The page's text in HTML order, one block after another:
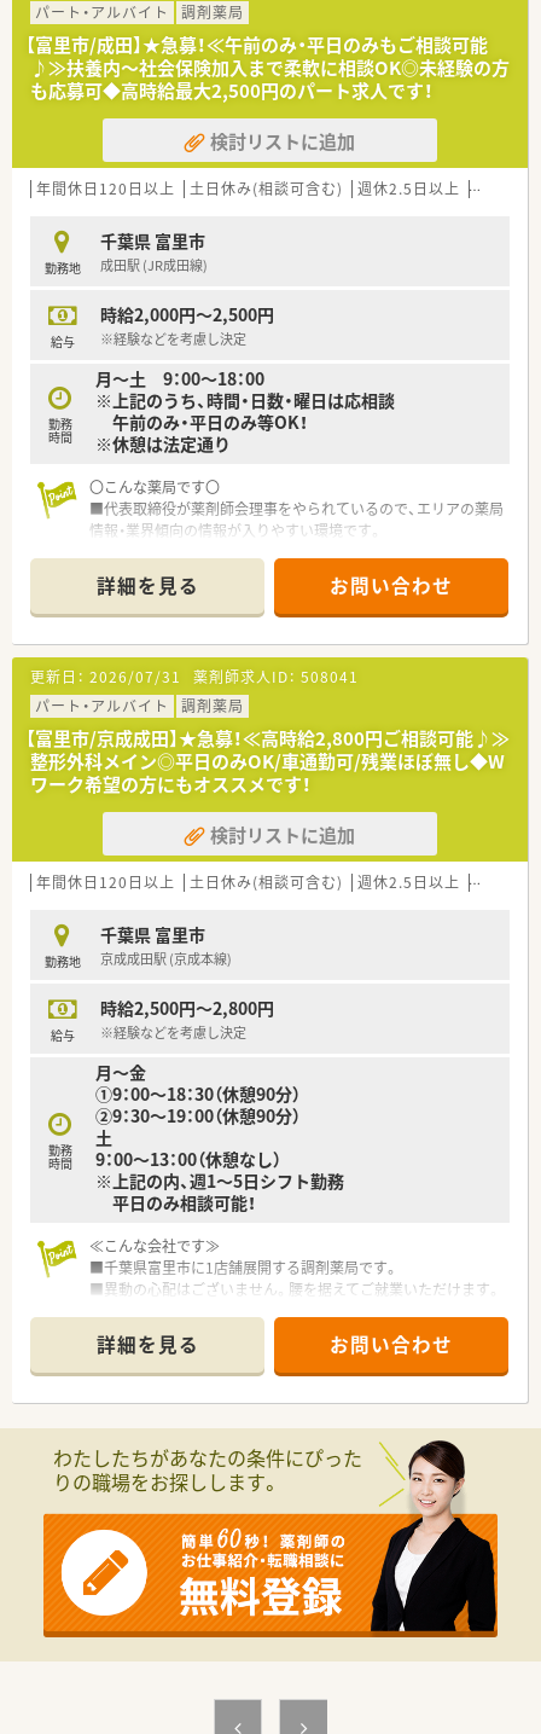
パート・アルバイト
調剤薬局
【富里市/成田】★急募！≪午前のみ・平日のみもご相談可能
♪≫扶養内～社会保険加入まで柔軟に相談OK◎未経験の方
も応募可◆高時給最大2,500円のパート求人です！
検討リストに追加
年間休日120日以上 土日休み(相談可含む) 週休2.5日以上 週32h以
勤務地
千葉県 富里市
成田駅 (JR成田線)
給与
時給2,000円～2,500円
※経験などを考慮し決定
勤務
時間
月～土 9：00～18：00
※上記のうち、時間・日数・曜日は応相談
午前のみ・平日のみ等OK！
※休憩は法定通り
〇こんな薬局です〇
■代表取締役が薬剤師会理事をやられているので、エリアの薬局
情報・業界傾向の情報が入りやすい環境です。
■在宅件数の増加に伴う増員募集です。
■香取市の店舗では小さなエステを併設、店内に化粧台を設置し
ており、専門の美容部員が在籍しています。
詳細を見る お問い合わせ
更新日： 2026/07/31 薬剤師求人ID： 508041
パート・アルバイト
調剤薬局
【富里市/京成成田】★急募！≪高時給2,800円ご相談可能♪≫
整形外科メイン◎平日のみOK/車通勤可/残業ほぼ無し◆W
ワーク希望の方にもオススメです！
検討リストに追加
年間休日120日以上 土日休み(相談可含む) 週休2.5日以上 週32h以
勤務地
千葉県 富里市
京成成田駅 (京成本線)
給与
時給2,500円～2,800円
※経験などを考慮し決定
勤務
時間
月～金
①9：00～18：30（休憩90分）
②9：30～19：00（休憩90分）
土
9：00～13：00（休憩なし）
※上記の内、週1～5日シフト勤務
平日のみ相談可能！
≪こんな会社です≫
■千葉県富里市に1店舗展開する調剤薬局です。
■異動の心配はございません。腰を据えてご就業いただけます。
■残業ほぼ無し、プライベートもしっかり確保しながら働けま
す。
詳細を見る お問い合わせ
わたしたちがあなたの条件にぴった
りの職場をお探しします。